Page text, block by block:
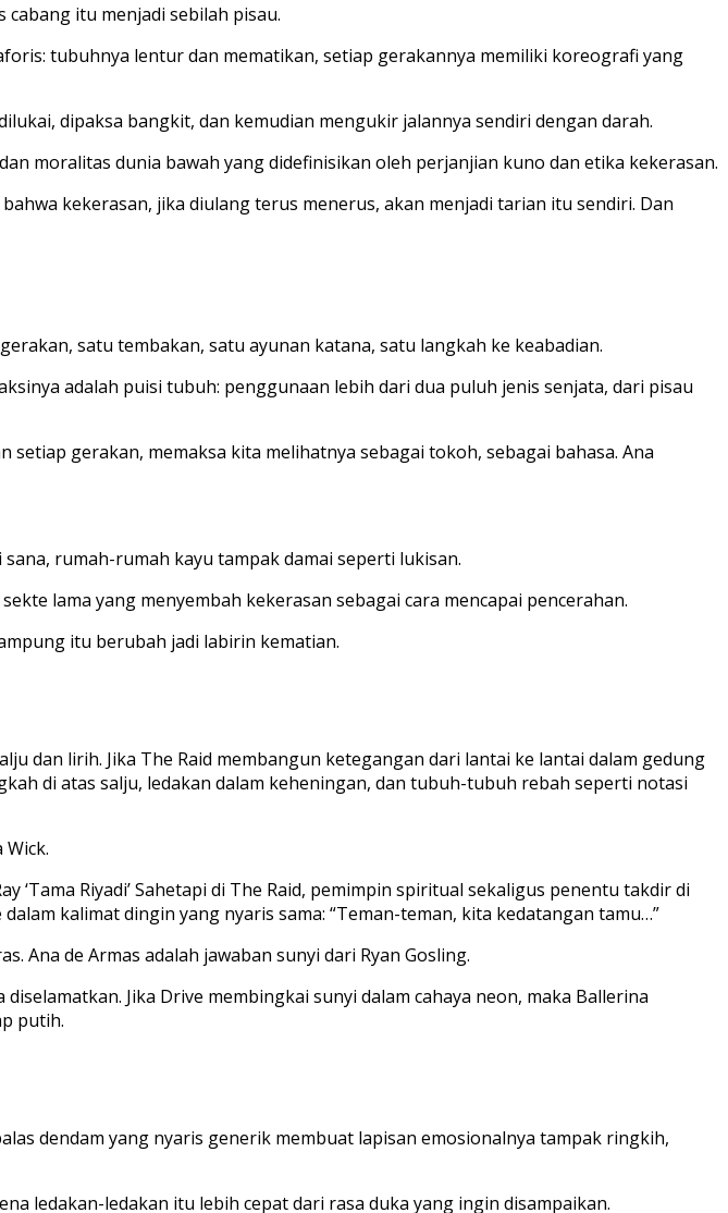
itu menjadi sebilah pisau.
tubuhnya lentur dan mematikan, setiap gerakannya memiliki koreografi yang
dipaksa bangkit, dan kemudian mengukir jalannya sendiri dengan darah.
moralitas dunia bawah yang didefinisikan oleh perjanjian kuno dan etika kekerasan.
kekerasan, jika diulang terus menerus, akan menjadi tarian itu sendiri. Dan
satu tembakan, satu ayunan katana, satu langkah ke keabadian.
adalah puisi tubuh: penggunaan lebih dari dua puluh jenis senjata, dari pisau
gerakan, memaksa kita melihatnya sebagai tokoh, sebagai bahasa. Ana
rumah-rumah kayu tampak damai seperti lukisan.
lama yang menyembah kekerasan sebagai cara mencapai pencerahan.
itu berubah jadi labirin kematian.
dan lirih. Jika The Raid membangun ketegangan dari lantai ke lantai dalam gedung
di atas salju, ledakan dalam keheningan, dan tubuh-tubuh rebah seperti notasi
‘Tama Riyadi’ Sahetapi di The Raid, pemimpin spiritual sekaligus penentu takdir di
kalimat dingin yang nyaris sama: “Teman-teman, kita kedatangan tamu…”
Ana de Armas adalah jawaban sunyi dari Ryan Gosling.
Jika Drive membingkai sunyi dalam cahaya neon, maka Ballerina
putih.
dendam yang nyaris generik membuat lapisan emosionalnya tampak ringkih,
ledakan-ledakan itu lebih cepat dari rasa duka yang ingin disampaikan.